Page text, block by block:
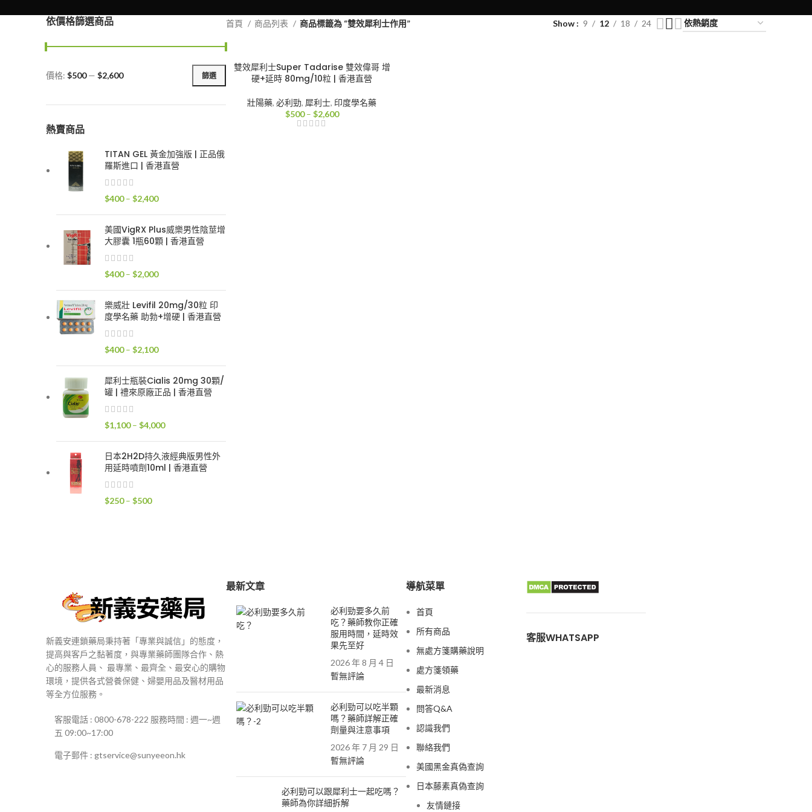
依價格篩選商品
最
價
最
價
篩選
價格: $500— $2,600
熱賣商品
TITAN GEL 黃金加強版 | 正品俄
羅斯進口 | 香港直營
$400 – $2,400價
圍：
$2,400
美國VigRX Plus威樂男性陰莖增
大膠囊 1瓶60顆 | 香港直營
$400 – $2,000價
範
圍：
$2,000
樂威壯 Levifil 20mg/30粒 印
度學名藥 助勃+增硬 | 香港直營
$400 – $2,100價
範
圍：
$2,100
犀利士瓶裝Cialis 20mg 30顆/
罐 | 禮來原廠正品 | 香港直營
$1,100 – $4,000價
範
圍：
日本2H2D持久液經典版男性外
用延時噴劑10ml | 香港直營
$250 – $500價
首頁 商品列表 商品標籤為 “雙效犀利士作用” Show 9 12 18 24
雙效犀利士Super Tadarise 雙效偉哥 增
硬+延時 80mg/10粒 | 香港直營
壯陽藥,必利勁, 犀利士, 印度學名藥
$500 – $2,600價
新義安連鎖藥局秉持著「專業與誠信」的態度，
提高與客戶之黏著度，與專業藥師團隊合作、熱
心的服務人員、 最專業、最齊全、最安心的購物
環境，提供各式營養保健、婦嬰用品及醫材用品
等全方位服務。
客服電話 : 0800-678-222 服務時間 : 週一~週
五 09:00~17:00
電子郵件 : gtservice@sunyeeon.hk
最新文章
必利勁要多久前
吃？藥師教你正確
服用時間，延時效
果先至好
2026 年 8 月 4 日
暫無評論
必利勁可以吃半顆
嗎？藥師詳解正確
劑量與注意事項
2026 年 7 月 29 日
暫無評論
必利勁可以跟犀利士一起吃嗎？
藥師為你詳細拆解
導航菜單
首頁
所有商品
無處方箋購藥說明
處方箋領藥
最新消息
問答Q&A
認識我們
聯絡我們
美國黑金真偽查詢
日本藤素真偽查詢
友情鏈接
客服WHATSAPP